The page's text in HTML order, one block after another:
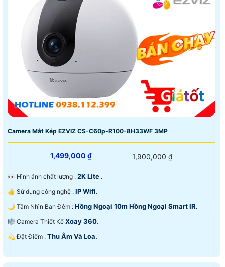
Camera Mắt Kép EZVIZ CS-C60p-R100-8H33WF 3MP
1,499,000 ₫ 1,900,000 ₫
️👀 Hình ảnh chất lượng : 2K Lite .
👍 Sử dụng công nghệ : IP Wifi.
🌙 Tầm Nhìn Ban Đêm : Hồng Ngoại 10m Hồng Ngoại Smart IR.
🎼️ Camera Thiết Kế Xoay 360.
️💫 Đặt Điểm : Thu Âm Và Loa.